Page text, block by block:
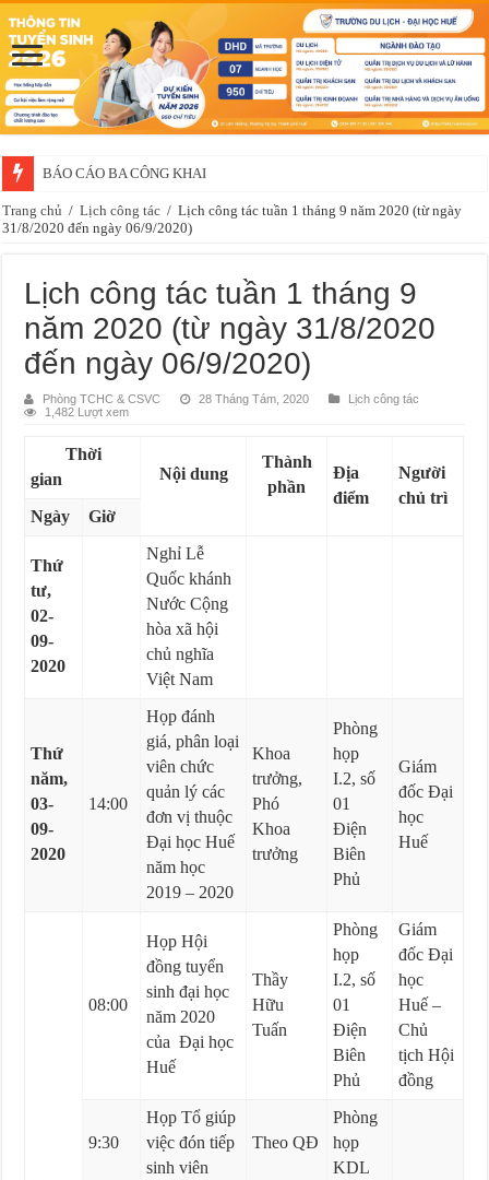
BÁO CÁO BA CÔNG KHAI
Thông báo về việc xét chọn sinh viên đề nghị nhận học bổng của doanh
Trang chủ / Lịch công tác / Lịch công tác tuần 1 tháng 9 năm 2020 (từ ngày
31/8/2020 đến ngày 06/9/2020)
Lịch công tác tuần 1 tháng 9
năm 2020 (từ ngày 31/8/2020
đến ngày 06/9/2020)
Phòng TCHC & CSVC 28 Tháng Tám, 2020
Lịch công tác
1,482 Lượt xem
Thời
gian
Nội dung
Thành
phần
Địa
điểm
Người
chủ trì
Ngày
Giờ
Thứ
tư,
02-
09-
2020
Nghỉ Lễ
Quốc khánh
Nước Cộng
hòa xã hội
chủ nghĩa
Việt Nam
Thứ
năm,
03-
09-
2020
14:00
Họp đánh
giá, phân loại
viên chức
quản lý các
đơn vị thuộc
Đại học Huế
năm học
2019 – 2020
Khoa
trưởng,
Phó
Khoa
trưởng
Phòng
họp
I.2, số
01
Điện
Biên
Phủ
Giám
đốc Đại
học
Huế
08:00
Họp Hội
đồng tuyển
sinh đại học
năm 2020
của Đại học
Huế
Thầy
Hữu
Tuấn
Phòng
họp
I.2, số
01
Điện
Biên
Phủ
Giám
đốc Đại
học
Huế –
Chủ
tịch Hội
đồng
9:30
Họp Tổ giúp
việc đón tiếp
sinh viên
Theo QĐ
Phòng
họp
KDL